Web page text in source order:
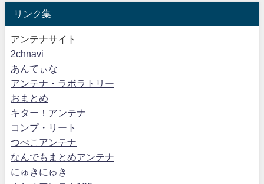
リンク集
アンテナサイト
2chnavi
あんてぃな
アンテナ・ラボラトリー
おまとめ
キター！アンテナ
コンプ・リート
つべこアンテナ
なんでもまとめアンテナ
にゅきにゅき